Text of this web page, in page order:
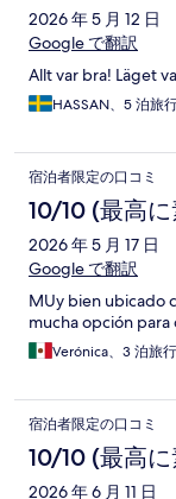
2026 年 5 月 12 日
Google で翻訳
Allt var bra! Läget
HASSAN、5 泊旅
宿泊者限定の口コミ
10/10 (最高
2026 年 5 月 17 日
Google で翻訳
MUy bien ubicado
mucha opción
Verónica、3 泊旅行
宿泊者限定の口コミ
10/10 (最高
2026 年 6 月 11 日